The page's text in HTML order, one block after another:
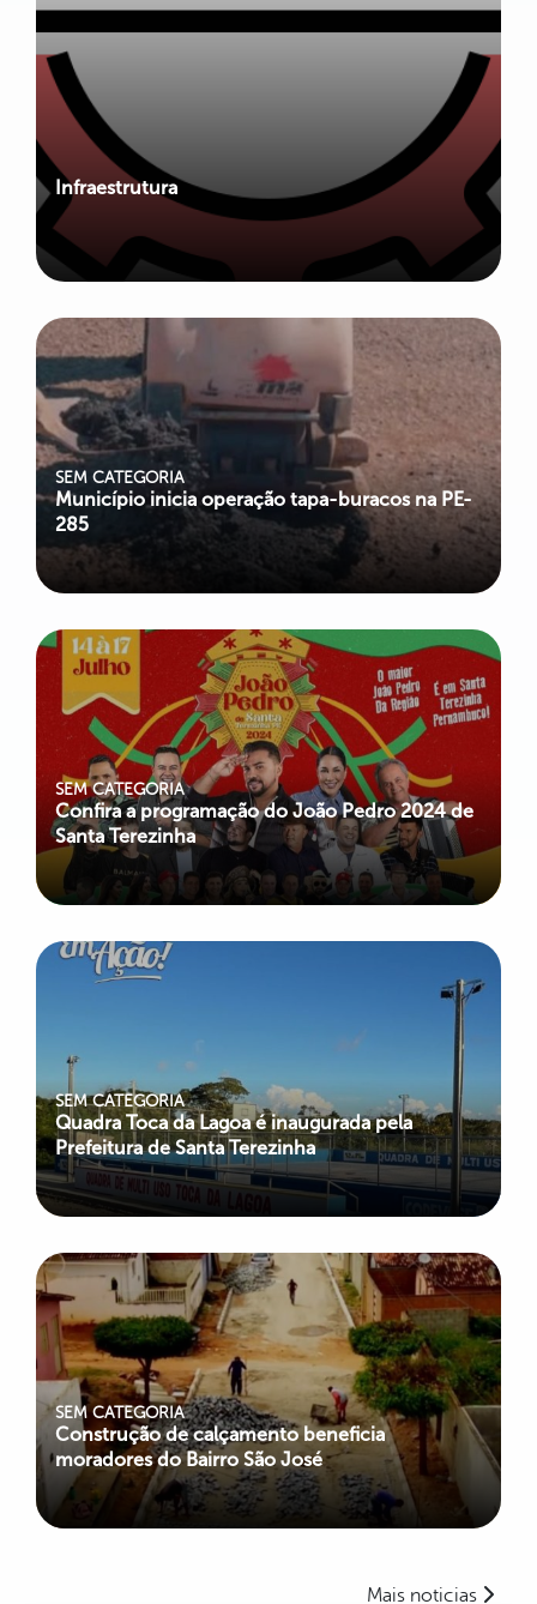
Infraestrutura
SEM CATEGORIA
Município inicia operação tapa-buracos na PE-
285
SEM CATEGORIA
Confira a programação do João Pedro 2024 de
Santa Terezinha
SEM CATEGORIA
Quadra Toca da Lagoa é inaugurada pela
Prefeitura de Santa Terezinha
SEM CATEGORIA
Construção de calçamento beneficia
moradores do Bairro São José
Mais noticias